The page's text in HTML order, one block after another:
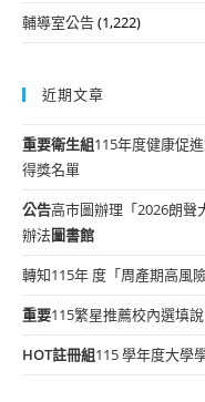
輔導室公告(1,222)
近期文章
重要衛生組115年度健康促
得獎名單
公告高市圖辦理「2026朗聲
辦法圖書館
轉知115年 度「周產期高風
重要115繁星推薦校內選填
HOT註冊組115 學年度大學